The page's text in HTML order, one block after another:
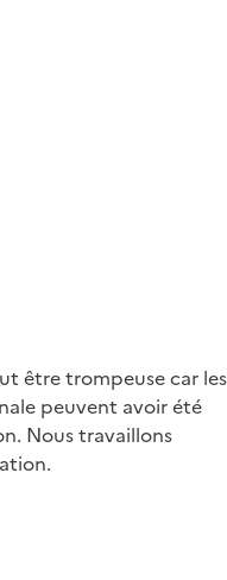
être trompeuse car les
peuvent avoir été
Nous travaillons